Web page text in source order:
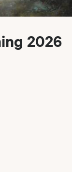
2026